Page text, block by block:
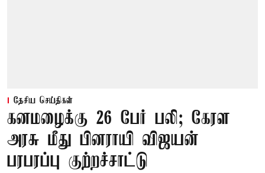
தேசிய செய்திகள்
கனமழைக்கு 26 பேர் பலி; கேரள
அரசு மீது பினராயி விஜயன்
பரபரப்பு குற்றச்சாட்டு